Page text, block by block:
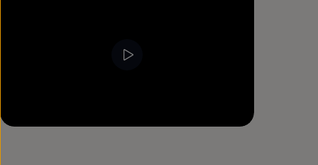
Remaining time, --:--